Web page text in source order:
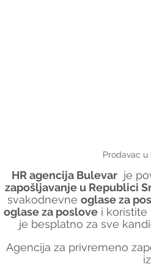
Prodavac u
HR agencija Bulevar je
zapošljavanje u Republici
svakodnevne oglase za
oglase za poslove i koristite
je besplatno za sve
Agencija za privremeno